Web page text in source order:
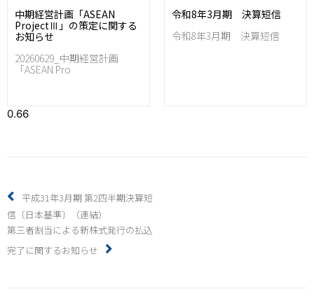
中期経営計画「ASEAN
ProjectⅢ」の策定に関する
お知らせ
20260629_中期経営計画
「ASEAN Pro
令和8年3月期 決算短信
令和8年3月期 決算短信
平成31年3月期 第2四半期決算短
信〔日本基準〕（連結）
第三者割当による新株式発行の払込
完了に関するお知らせ